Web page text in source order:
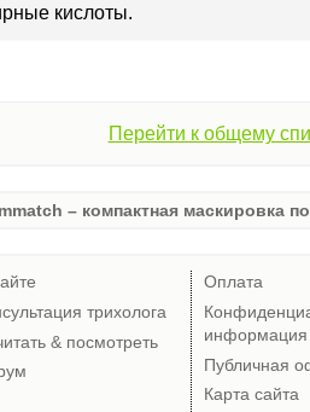
кислоты.
Перейти к общему
– компактная маскировка
трихолога
& посмотреть
Оплата
информация
Публичная
Карта сайта